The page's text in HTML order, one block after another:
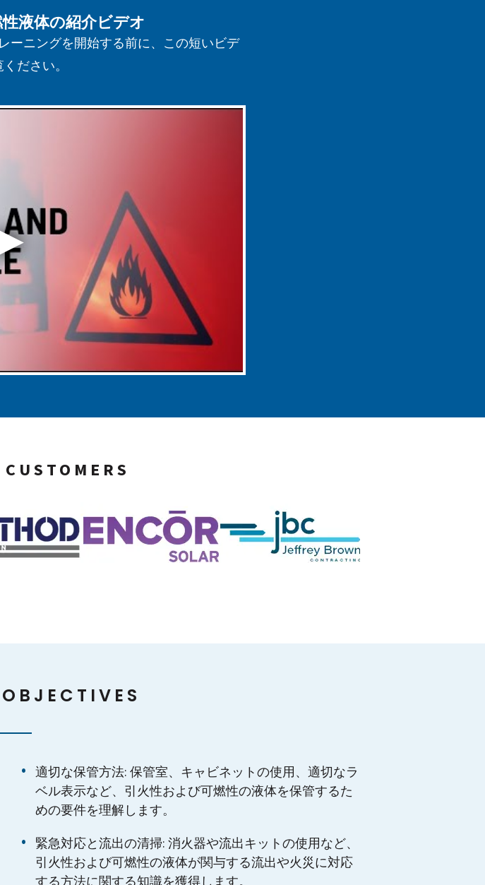
液体の紹介ビデオ
ーニングを開始する前に、この短いビデ
ださい。
適切な保管方法: 保管室、キャビネットの使用、適切なラ
ベル表示など、引火性および可燃性の液体を保管するた
めの要件を理解します。
緊急対応と流出の清掃: 消火器や流出キットの使用など、
引火性および可燃性の液体が関与する流出や火災に対応
する方法に関する知識を獲得します。